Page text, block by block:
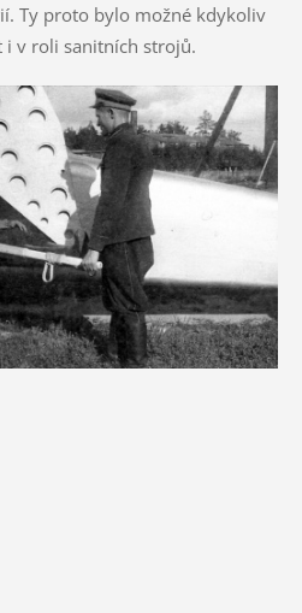
Ty proto bylo možné kdykoliv
v roli sanitních strojů.